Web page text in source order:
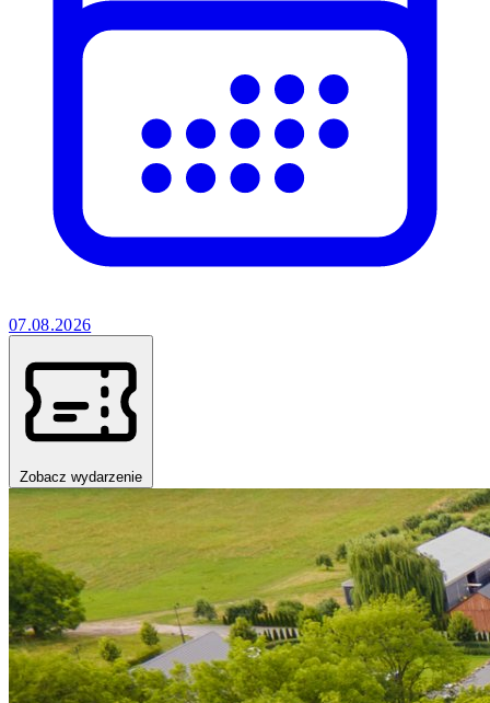
07.08.2026
Zobacz wydarzenie